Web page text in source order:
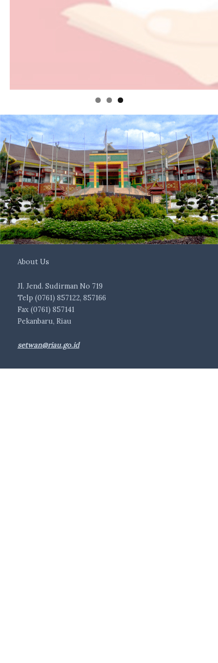
About Us
Jl. Jend. Sudirman No 719
Telp (0761) 857122, 857166
Fax (0761) 857141
Pekanbaru, Riau
setwan@riau.go.id